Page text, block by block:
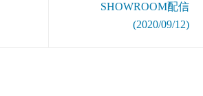
SHOWROOM配信
(2020/09/12)